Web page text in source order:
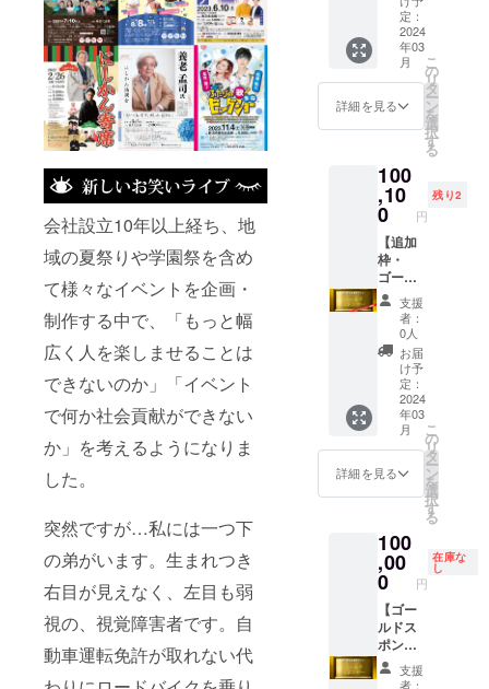
会社設立10年以上経ち、地
域の夏祭りや学園祭を含め
て様々なイベントを企画・
制作する中で、「もっと幅
広く人を楽しませることは
できないのか」「イベント
で何か社会貢献ができない
か」を考えるようになりま
した。
突然ですが…私には一つ下
の弟がいます。生まれつき
右目が見えなく、左目も弱
視の、視覚障害者です。自
動車運転免許が取れない代
の5割以
上削減
して生
産した
ことで
す） ※
白米 or
玄米 or
分づき
分、3
分、5
分、8
分) ②
配送希
望日、
時間帯
をご
記入く
ださ
い。 ※
記載の
合は順
次白米
す。 ※
配送希
望日が
りでな
い方は
その旨
をご記
す。
①「ご
協力
費」ご
支援額
の12％
全額支
援金に
させて
いただ
くため
のご協
力費で
す
②「サ
イトシ
ステム
手数
料」…
ご支援
額1万円
未満：
税込250
円／ご
2.27％
+消費税
望の方
はご相
談くだ
さい。
（チ
ケット
※備考欄
ンサー
名をご
記入く
ださ
い。
（企業
名、ハ
ンドル
ネーム
可） ※
公序良
俗に反
する企
業、団
体、個
人のお
申込み
はお断
す。 ※
ご支援
金とは
別に以
下の手
数料を
ご負担
願いま
す。
のシル
バース
ポン
サー
（協賛
者）に
なって
いただ
す。
①SNS
や会場
でお名
前を大
きくご
紹介 ②
出演者
の寄せ
書きサ
イン色
紙をご
提供 ま
た、チ
ケット
をご希
望の方
はご相
談くだ
さい。
ケット
代別）
※備考欄
にスポ
ンサー
名をご
記入く
ださ
い。
定：
2024
年03
月
詳細を見る
こ
の
リ
タ
ー
ン
を
選
択
す
る
100
,10
0 円
残り2
【追加
枠・
ゴール
ドスポ
ン
サー】
『耳で
楽しむ
漫才ラ
イブ』
のゴー
ルドス
ポン
サー
（協賛
者）に
いただ
けま
す。
①SNS
や会場
でお名
前を大
きくご
紹介 ②
支援
者：
0人
お届
け予
定：
2024
年03
月
詳細を見る
こ
の
リ
タ
ー
ン
を
選
択
す
る
100
,00
0 円
在庫な
し
【ゴー
ルドス
ポン
サー】
『耳で
支援
者：